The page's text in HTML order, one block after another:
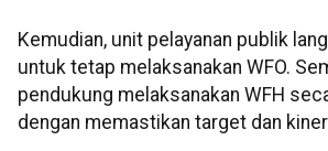
Kemudian, unit pelayanan publik
untuk tetap melaksanakan WFO.
pendukung melaksanakan WFH
dengan memastikan target dan